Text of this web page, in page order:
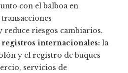
con el balboa en
reduce riesgos cambiarios.
registros internacionales: la
y el registro de buques
servicios de